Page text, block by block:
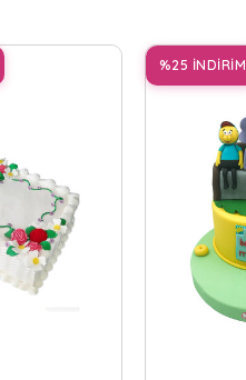
%25 İNDİRİM